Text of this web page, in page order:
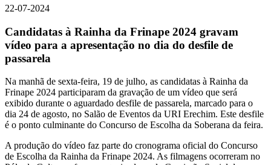
22-07-2024
Candidatas à Rainha da Frinape 2024 gravam
vídeo para a apresentação no dia do desfile de
passarela
Na manhã de sexta-feira, 19 de julho, as candidatas à Rainha da
Frinape 2024 participaram da gravação de um vídeo que será
exibido durante o aguardado desfile de passarela, marcado para o
dia 24 de agosto, no Salão de Eventos da URI Erechim. Este desfile
é o ponto culminante do Concurso de Escolha da Soberana da feira.
A produção do vídeo faz parte do cronograma oficial do Concurso
de Escolha da Rainha da Frinape 2024. As filmagens ocorreram no